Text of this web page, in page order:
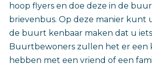
hoop flyers en doe deze in de
brievenbus. Op deze manier kunt
de buurt kenbaar maken dat u
Buurtbewoners zullen het er een
hebben met een vriend of een